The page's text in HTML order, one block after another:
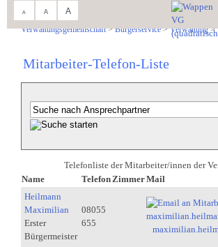
A A A
Verwaltungsgemeinschaft>Bürgerservice>Verwaltung>
Mitarbeiter-Telefon-Liste
Telefonliste der Mitarbeiter/innen der
Name
Telefon ZimmerMail
Heilmann
Maximilian
Erster
Bürgermeister
08055
655